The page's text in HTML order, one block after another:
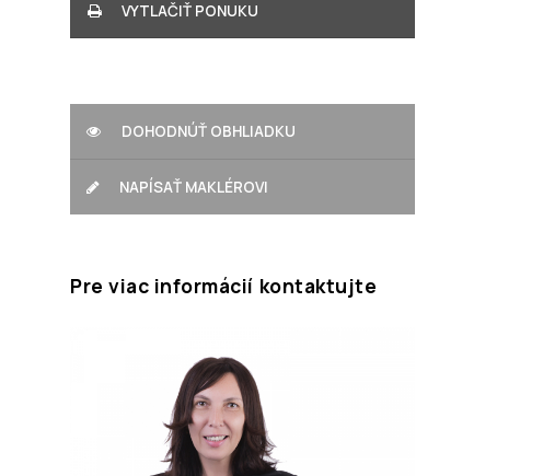
VYTLAČIŤ PONUKU
DOHODNÚŤ OBHLIADKU
NAPÍSAŤ MAKLÉROVI
Pre viac informácií kontaktujte